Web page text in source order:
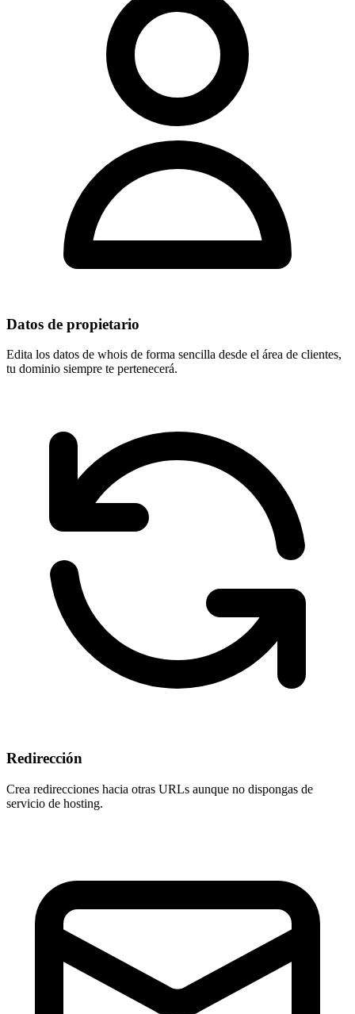
Datos de propietario
Edita los datos de whois de forma sencilla desde el área de clientes,
tu dominio siempre te pertenecerá.
Redirección
Crea redirecciones hacia otras URLs aunque no dispongas de
servicio de hosting.